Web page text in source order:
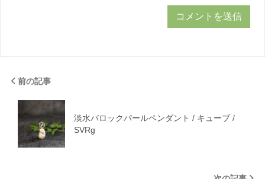
前の記事
淡水バロックパールペンダント / キューブ /
SVRg